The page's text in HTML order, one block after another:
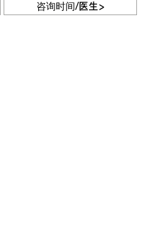
咨询时间/医生>